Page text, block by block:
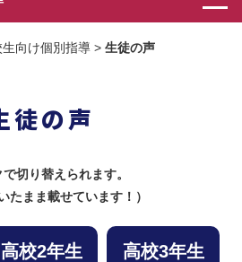
向け個別指導 > 生徒の声
徒の声
切り替えられます。
たまま載せています！）
高校2年生 高校3年生